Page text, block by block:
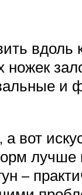
вдоль
ножек
и
вот
лучше
–